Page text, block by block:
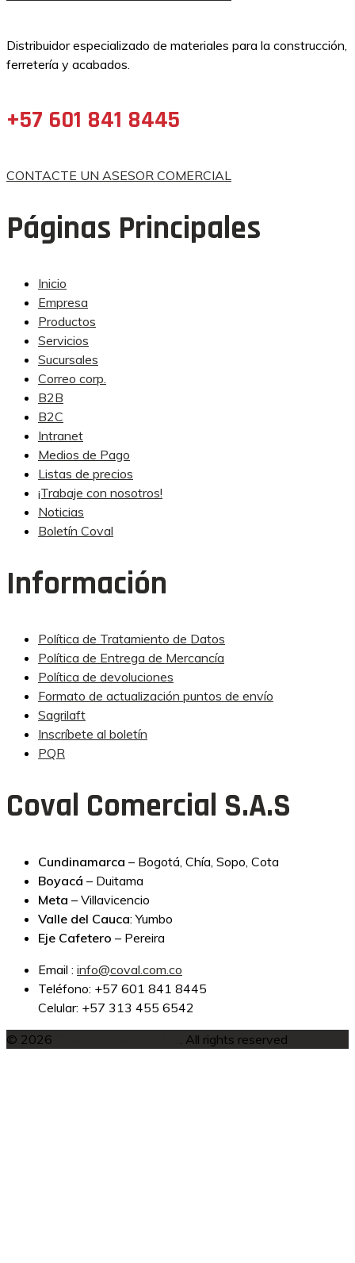
Distribuidor especializado de materiales para la construcción,
ferretería y acabados.
+57 601 841 8445
CONTACTE UN ASESOR COMERCIAL
Páginas Principales
Inicio
Empresa
Productos
Servicios
Sucursales
Correo corp.
B2B
B2C
Intranet
Medios de Pago
Listas de precios
¡Trabaje con nosotros!
Noticias
Boletín Coval
Información
Política de Tratamiento de Datos
Política de Entrega de Mercancía
Política de devoluciones
Formato de actualización puntos de envío
Sagrilaft
Inscríbete al boletín
PQR
Coval Comercial S.A.S
Cundinamarca – Bogotá, Chía, Sopo, Cota
Boyacá – Duitama
Meta – Villavicencio
Valle del Cauca: Yumbo
Eje Cafetero – Pereira
Email : info@coval.com.co
Teléfono: +57 601 841 8445
Celular: +57 313 455 6542
© 2026
. All rights reserved